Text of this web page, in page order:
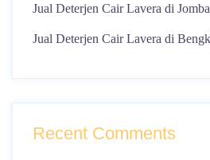
Jual Deterjen Cair Lavera di
Jual Deterjen Cair Lavera di
Recent Comments